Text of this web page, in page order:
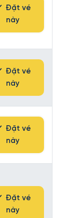
Đặt vé
này
Đặt vé
này
Đặt vé
này
Đặt vé
này